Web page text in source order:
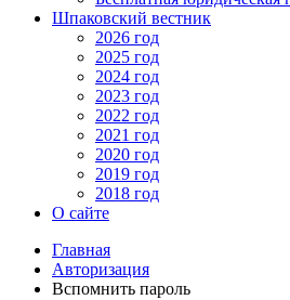
Шпаковский вестник
2026 год
2025 год
2024 год
2023 год
2022 год
2021 год
2020 год
2019 год
2018 год
О сайте
Главная
Авторизация
Вспомнить пароль